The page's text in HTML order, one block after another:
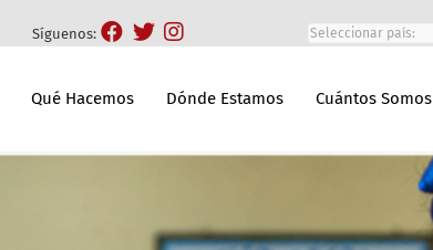
Síguenos:
Qué Hacemos Dónde Estamos Cuántos Somos